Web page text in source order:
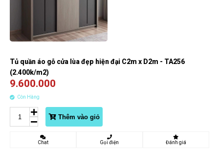
Tủ quần áo gỗ cửa lùa đẹp hiện đại C2m x D2m - TA256
(2.400k/m2)
9.600.000
Còn Hàng
Thêm vào giỏ
Chat Gọi điện Đánh giá